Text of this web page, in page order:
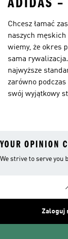
Chcesz łamać
naszych
wiemy, że okres
sama
najwyższe
zarówno
swój wyjątkowy
YOUR OPINION
We strive to serve you
Zaloguj